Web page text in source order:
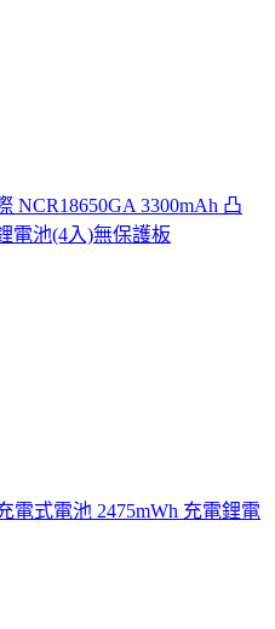
NCR18650GA 3300mAh 凸
電池(4入)無保護板
電式電池 2475mWh 充電鋰電